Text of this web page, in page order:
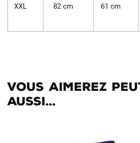
XXL 82 cm 61 cm
Vous aimerez
aussi...